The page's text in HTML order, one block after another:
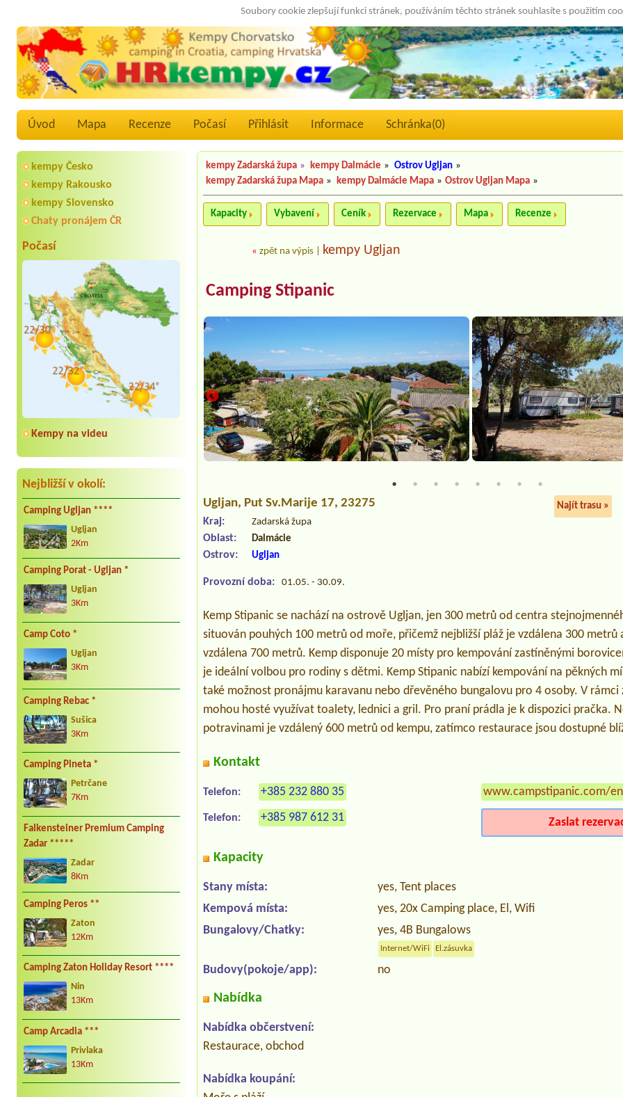
Soubory cookie zlepšují funkci stránek, používáním těchto stránek souhlasíte s použitím
Úvod Mapa Recenze Počasí Přihlásit Informace Schránka(0)
kempy Česko
kempy Rakousko
kempy Slovensko
Chaty pronájem ČR
Počasí
Kempy na videu
Nejbližší v okolí:
Camping Ugljan ****
Ugljan
2Km
Camping Porat - Ugljan *
Ugljan
3Km
Camp Coto *
Ugljan
3Km
Camping Rebac *
Sušica
3Km
Camping Pineta *
Petrčane
7Km
Falkensteiner Premium Camping
Zadar *****
Zadar
8Km
Camping Peros **
Zaton
12Km
Camping Zaton Holiday Resort ****
Nin
13Km
Camp Arcadia ***
Privlaka
13Km
kempy Zadarská župa » kempy Dalmácie » Ostrov Ugljan »
kempy Zadarská župa Mapa » kempy Dalmácie Mapa » Ostrov Ugljan Mapa »
Kapacity Vybavení Ceník Rezervace Mapa Recenze
«zpět na výpis kempy Ugljan
Camping Stipanic
Ugljan, Put Sv.Marije 17, 23275 Najít trasu »
Kraj: Zadarská župa
Oblast: Dalmácie
Ostrov: Ugljan
Provozní doba: 01.05. - 30.09.
Kemp Stipanic se nachází na ostrově Ugljan, jen 300 metrů od centra
situován pouhých 100 metrů od moře, přičemž nejbližší pláž je vzdálena 300 metrů
vzdálena 700 metrů. Kemp disponuje 20 místy pro kempování zastíněnými
je ideální volbou pro rodiny s dětmi. Kemp Stipanic nabízí kempování na pěkných
také možnost pronájmu karavanu nebo dřevěného bungalovu pro 4 osoby. V rámci
mohou hosté využívat toalety, lednici a gril. Pro praní prádla je k dispozici pračka.
potravinami je vzdálený 600 metrů od kempu, zatímco restaurace jsou dostupné
Kontakt
Telefon: +385 232 880 35
Telefon: +385 987 612 31
www.campstipanic.com/en
Zaslat
Kapacity
Stany místa:
yes, Tent places
Kempová místa:
yes, 20x Camping place, El, Wifi
Bungalovy/Chatky:
yes, 4B Bungalows
Internet/WiFi El.zásuvka
Budovy(pokoje/app): no
Nabídka
Nabídka občerstvení:
Restaurace, obchod
Nabídka koupání: